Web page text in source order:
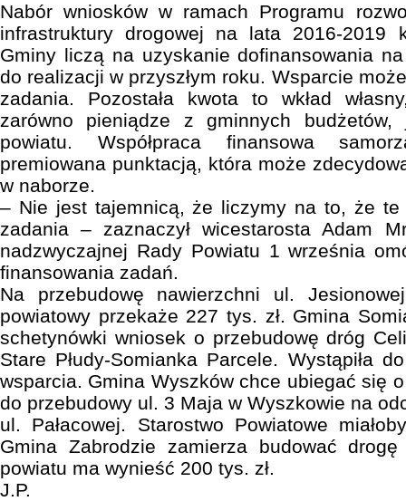
Nabór wniosków w ramach Programu
infrastruktury drogowej na lata 2016-2019
Gminy liczą na uzyskanie dofinansowania
do realizacji w przyszłym roku. Wsparcie
zadania. Pozostała kwota to wkład
zarówno pieniądze z gminnych
powiatu. Współpraca finansowa
premiowana punktacją, która może
w naborze.
– Nie jest tajemnicą, że liczymy na to, że te
zadania – zaznaczył wicestarosta Adam
nadzwyczajnej Rady Powiatu 1 września
finansowania zadań.
Na przebudowę nawierzchni ul.
powiatowy przekaże 227 tys. zł. Gmina
schetynówki wniosek o przebudowę dróg
Stare Płudy-Somianka Parcele. Wystąpiła
wsparcia. Gmina Wyszków chce ubiegać się
do przebudowy ul. 3 Maja w Wyszkowie na
ul. Pałacowej. Starostwo Powiatowe
Gmina Zabrodzie zamierza budować
powiatu ma wynieść 200 tys. zł.
J.P.